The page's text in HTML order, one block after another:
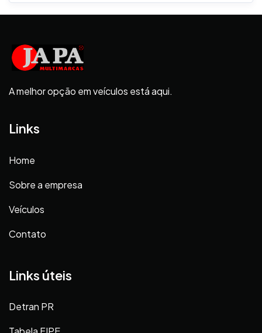
A melhor opção em veículos está aqui.
Links
Home
Sobre a empresa
Veículos
Contato
Links úteis
Detran PR